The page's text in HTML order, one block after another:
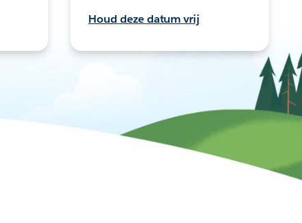
Houd deze datum vrij